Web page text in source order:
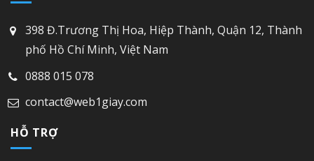
398 Đ.Trương Thị Hoa, Hiệp Thành, Quận 12, Thành
phố Hồ Chí Minh, Việt Nam
0888 015 078
contact@web1giay.com
HỖ TRỢ